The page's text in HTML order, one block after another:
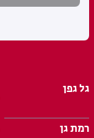
גל גפן
רמת גן